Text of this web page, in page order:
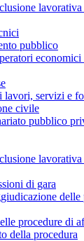
pubblico
economici
servizi e
civile
pubblico
di gara
delle
procedure di
della procedura